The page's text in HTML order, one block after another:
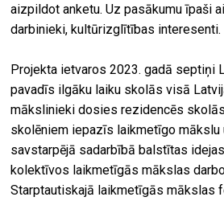
aizpildot anketu. Uz pasākumu īpaši
darbinieki, kultūrizglītības interesenti.
Projekta ietvaros 2023. gadā septiņi
pavadīs ilgāku laiku skolās visā
mākslinieki dosies rezidencēs
skolēniem iepazīs laikmetīgo
savstarpējā sadarbībā balstītas
kolektīvos laikmetīgās mākslas
Starptautiskajā laikmetīgās mākslas